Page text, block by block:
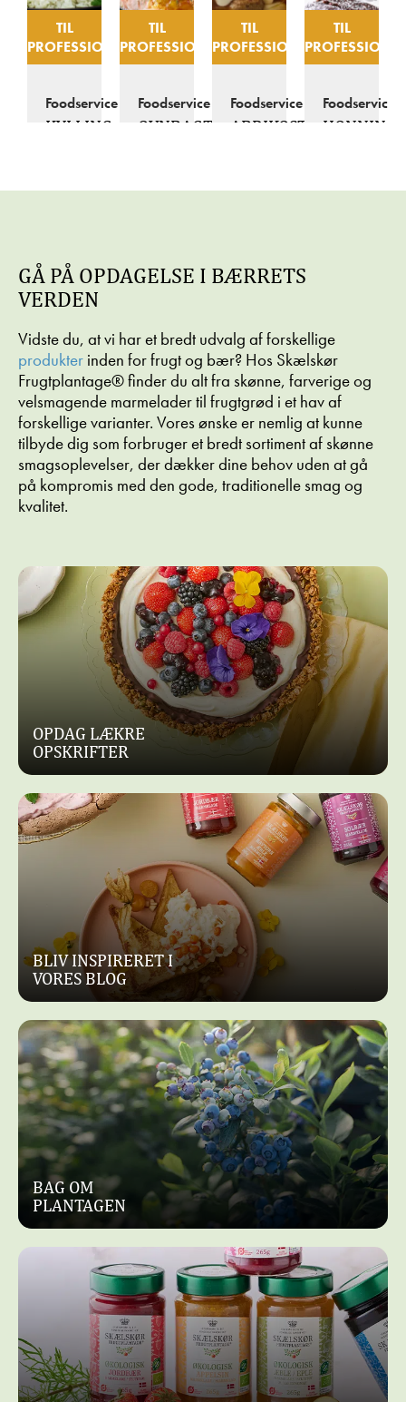
TIL
PROFESSIONELLE
Foodservice
KYLLING
TIL
PROFESSIONELLE
Foodservice
OVNBAGT
TIL
PROFESSIONELLE
Foodservice
ABRIKOSTIRAMISU
TIL
Foodservice
HONNING-
TIL
PROFESSIONELLE
Foodservice
A LA
RISALAMANDE
TIL
PROFESSIONELLE
Foodservice
EFTERÅRSTÆRTE
GÅ PÅ OPDAGELSE I BÆRRETS
VERDEN
Vidste du, at vi har et bredt udvalg af forskellige
produkter inden for frugt og bær? Hos Skælskør
Frugtplantage® finder du alt fra skønne, farverige og
velsmagende marmelader til frugtgrød i et hav af
forskellige varianter. Vores ønske er nemlig at kunne
tilbyde dig som forbruger et bredt sortiment af skønne
smagsoplevelser, der dækker dine behov uden at gå
på kompromis med den gode, traditionelle smag og
kvalitet.
OPDAG LÆKRE
OPSKRIFTER
BLIV INSPIRERET I
VORES BLOG
BAG OM
PLANTAGEN